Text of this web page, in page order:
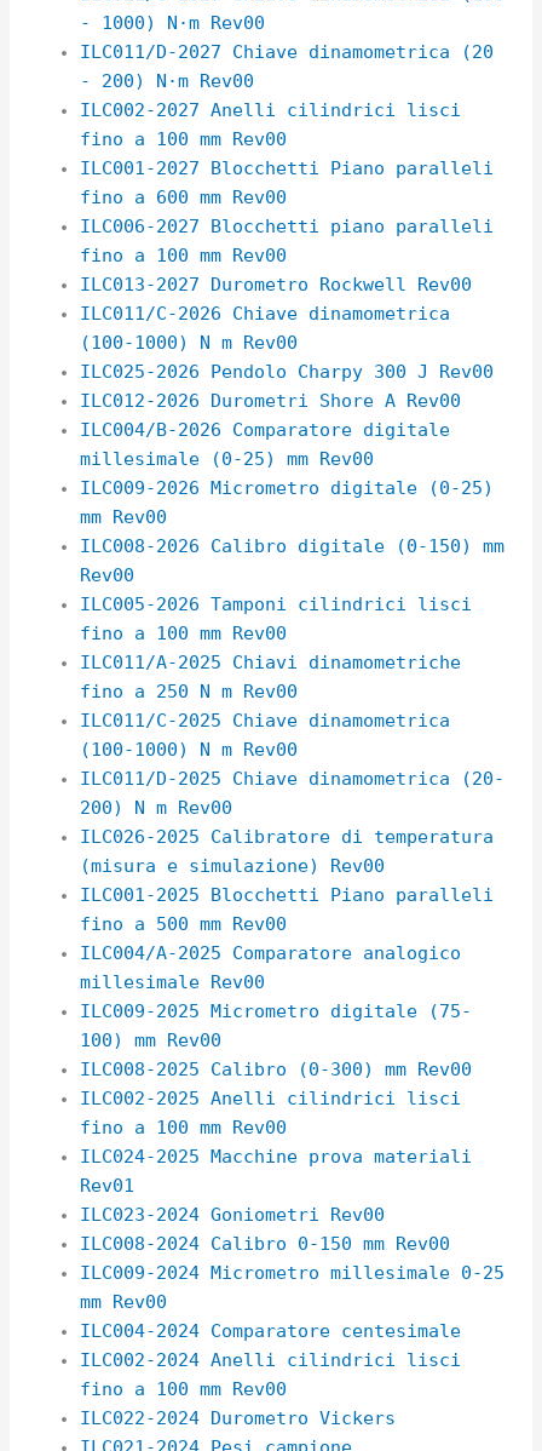
- 1000) N·m Rev00
ILC011/D-2027 Chiave dinamometrica (20
- 200) N·m Rev00
ILC002-2027 Anelli cilindrici lisci
fino a 100 mm Rev00
ILC001-2027 Blocchetti Piano paralleli
fino a 600 mm Rev00
ILC006-2027 Blocchetti piano paralleli
fino a 100 mm Rev00
ILC013-2027 Durometro Rockwell Rev00
ILC011/C-2026 Chiave dinamometrica
(100-1000) N m Rev00
ILC025-2026 Pendolo Charpy 300 J Rev00
ILC012-2026 Durometri Shore A Rev00
ILC004/B-2026 Comparatore digitale
millesimale (0-25) mm Rev00
ILC009-2026 Micrometro digitale (0-25)
mm Rev00
ILC008-2026 Calibro digitale (0-150) mm
Rev00
ILC005-2026 Tamponi cilindrici lisci
fino a 100 mm Rev00
ILC011/A-2025 Chiavi dinamometriche
fino a 250 N m Rev00
ILC011/C-2025 Chiave dinamometrica
(100-1000) N m Rev00
ILC011/D-2025 Chiave dinamometrica (20-
200) N m Rev00
ILC026-2025 Calibratore di temperatura
(misura e simulazione) Rev00
ILC001-2025 Blocchetti Piano paralleli
fino a 500 mm Rev00
ILC004/A-2025 Comparatore analogico
millesimale Rev00
ILC009-2025 Micrometro digitale (75-
100) mm Rev00
ILC008-2025 Calibro (0-300) mm Rev00
ILC002-2025 Anelli cilindrici lisci
fino a 100 mm Rev00
ILC024-2025 Macchine prova materiali
Rev01
ILC023-2024 Goniometri Rev00
ILC008-2024 Calibro 0-150 mm Rev00
ILC009-2024 Micrometro millesimale 0-25
mm Rev00
ILC004-2024 Comparatore centesimale
ILC002-2024 Anelli cilindrici lisci
fino a 100 mm Rev00
ILC022-2024 Durometro Vickers
ILC021-2024 Pesi campione